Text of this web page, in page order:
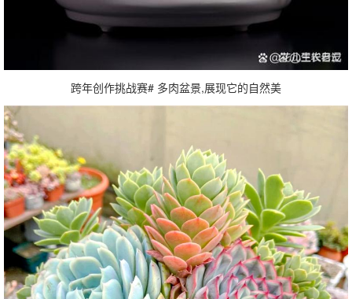
跨年创作挑战赛# 多肉盆景,展现它的自然美